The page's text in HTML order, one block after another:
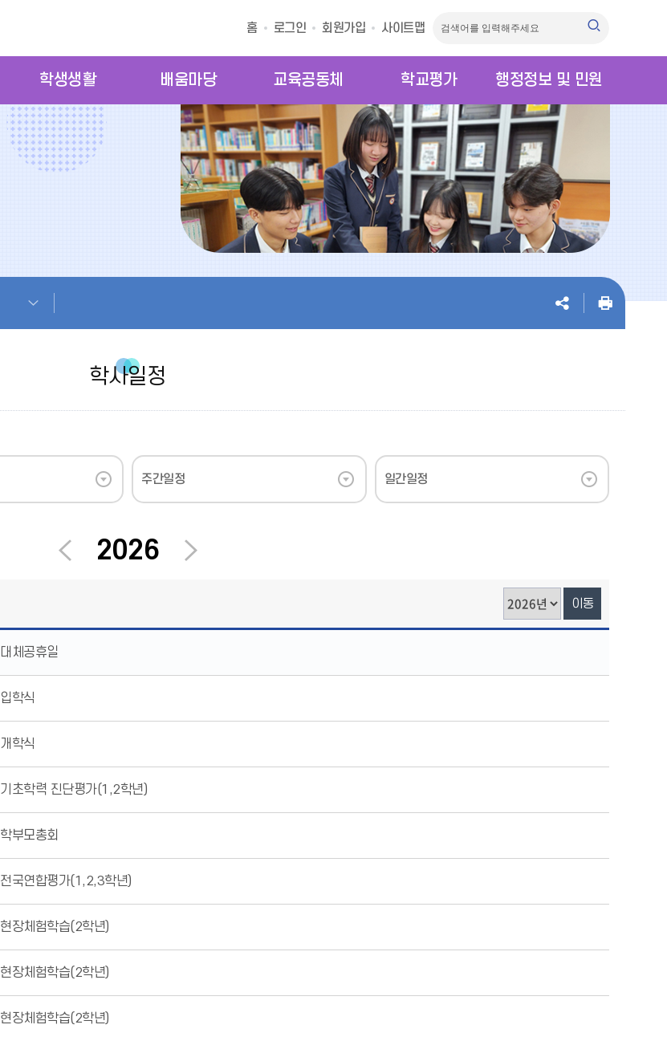
홈 로그인 회원가입 사이트맵
학생생활 배움마당 교육공동체 학교평가 행정정보 및 민원
학사일정
주간일정 일간일정
이2026
이동
대체공휴일
입학식
개학식
기초학력 진단평가(1,2학년)
학부모총회
전국연합평가(1,2,3학년)
현장체험학습(2학년)
현장체험학습(2학년)
현장체험학습(2학년)